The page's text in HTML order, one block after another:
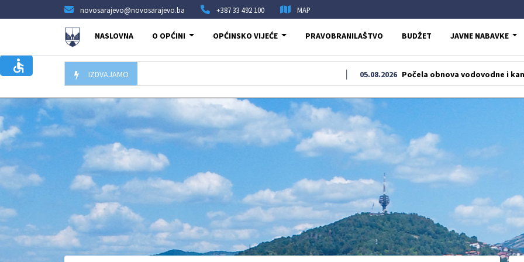
novosarajevo@novosarajevo.ba +387 33 492 100 MAP
NASLOVNA O OPĆINI OPĆINSKO VIJEĆE PRAVOBRANILAŠTVO BUDŽET JAVNE NABAVKE
IZDVAJAMO Počela obnova vodovodne i kanalizacione